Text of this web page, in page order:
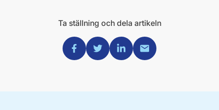
Ta ställning och dela artikeln
Dela via Facebook
Dela via Twitter
Dela via Linkedin
Dela via Mail